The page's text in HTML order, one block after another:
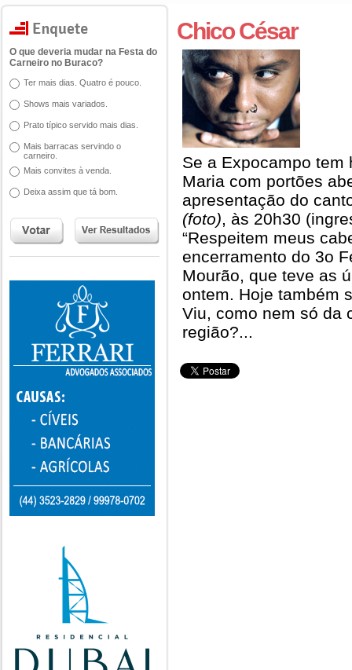
O que deveria mudar na Festa do
Carneiro no Buraco?
Ter mais dias. Quatro é pouco.
Shows mais variados.
Prato típico servido mais dias.
Mais barracas servindo o
carneiro.
Mais convites à venda.
Deixa assim que tá bom.
Chico César
Se a Expocampo tem
Maria com portões
apresentação do
(foto), às 20h30
“Respeitem meus
encerramento do 3o
Mourão, que teve as
ontem. Hoje também
Viu, como nem só da
região?...